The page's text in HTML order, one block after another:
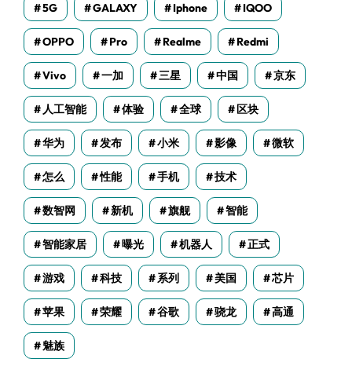
5G GALAXY Iphone IQOO
OPPO Pro Realme Redmi
Vivo 一加 三星 中国 京东
人工智能 体验 全球 区块
华为 发布 小米 影像 微软
怎么 性能 手机 技术
数智网 新机 旗舰 智能
智能家居 曝光 机器人 正式
游戏 科技 系列 美国 芯片
苹果 荣耀 谷歌 骁龙 高通
魅族